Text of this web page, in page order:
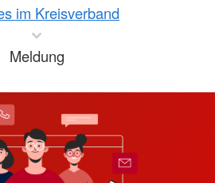
im Kreisverband
Meldung